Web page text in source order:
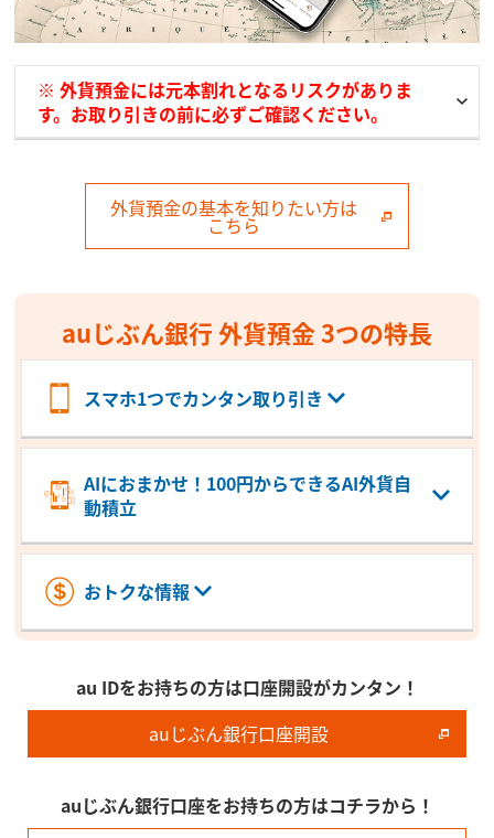
※ 外貨預金には元本割れとなるリスクがありま
す。お取り引きの前に必ずご確認ください。
外貨預金の基本を知りたい方は
こちら
auじぶん銀行 外貨預金 3つの特長
スマホ1つでカンタン取り引き
AIにおまかせ！100円からできるAI外貨自
動積立
おトクな情報
au IDをお持ちの方は口座開設がカンタン！
auじぶん銀行口座開設
auじぶん銀行口座をお持ちの方はコチラから！